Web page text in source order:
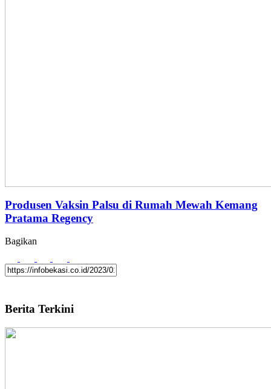
Produsen Vaksin Palsu di Rumah Mewah Kemang
Pratama Regency
Bagikan
Berita Terkini